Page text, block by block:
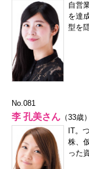
自営
を達
型を
No.081
李 孔美さん （33歳）
IT。
株、
った